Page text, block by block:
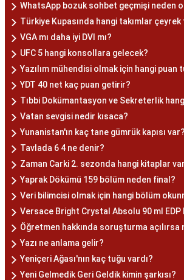
WhatsApp bozuk sohbet geçmişi neden
Türkiye Kupasında hangi takımlar çeyrek
VGA mı daha iyi DVI mı?
UFC 5 hangi konsollara gelecek?
Yazılım mühendisi olmak için hangi puan
YDT 40 net kaç puan getirir?
Tıbbi Dokümantasyon ve Sekreterlik
Vatan sevgisi nedir kısaca?
Yunanistan'ın kaç tane gümrük kapısı var?
Tavlada 6 4 ne denir?
Zaman Carki 2. sezonda hangi kitaplar
Yaprak Dökümü 159 bölüm neden final?
Veri bilimcisi olmak için hangi bölüm
Versace Bright Crystal Absolu 90 ml EDP
Öğretmen hakkında soruşturma açılırsa
Yazı ne anlama gelir?
Yeniçeri Ağası'nın kaç tuğu vardı?
Yeni Gelmedik Geri Geldik kimin şarkısı?